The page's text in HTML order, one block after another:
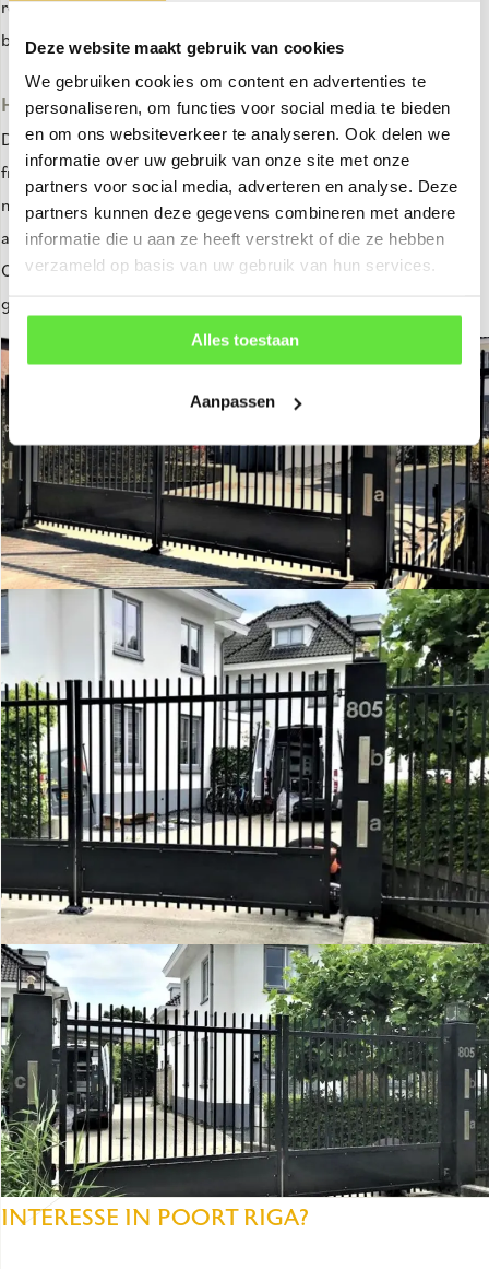
Deze website maakt gebruik van cookies
We gebruiken cookies om content en advertenties te
personaliseren, om functies voor social media te bieden
en om ons websiteverkeer te analyseren. Ook delen we
informatie over uw gebruik van onze site met onze
partners voor social media, adverteren en analyse. Deze
partners kunnen deze gegevens combineren met andere
informatie die u aan ze heeft verstrekt of die ze hebben
verzameld op basis van uw gebruik van hun services.
Alles toestaan
Aanpassen
resultaat dat de goede uitstraling van het hekwerk behouden
blijft.
Hoe de poort model Riga opgebouwd?
De sierpoort model Riga is uitgevoerd met een volledig stalen
frame van koker 50×50 mm en spijlen met een diameter van 25
mm
met spijlen vierkant 25×25 mm. De spijlen steken zowel
aan de bovenkant als aan de onderkant door de liggers heen.
Onderin de poort wordt een aluminium gecoate schopplaat
geschroefd.
INTERESSE IN POORT RIGA?